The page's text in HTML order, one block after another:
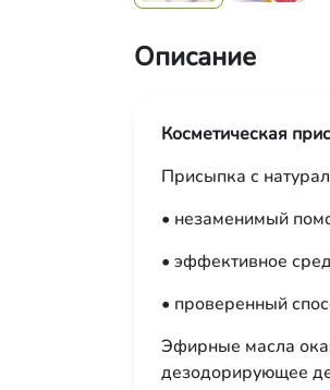
Описание
Косметическая
Присыпка с
• незаменимый
• эффективное
• проверенный
Эфирные масла
дезодорирующее